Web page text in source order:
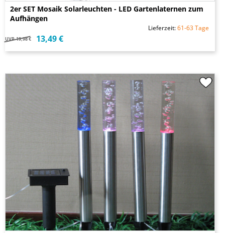
2er SET Mosaik Solarleuchten - LED Gartenlaternen zum
Aufhängen
Lieferzeit:61-63 Tage
UVP 19,98 € 13,49 €